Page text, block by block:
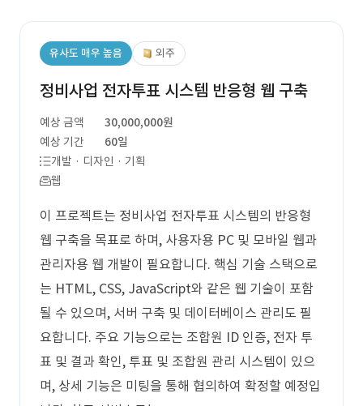
유사도 매우 높음 외주
정비사업 전자투표 시스템 반응형 웹 구축
예상 금액
30,000,000원
예상 기간
60일
개발 · 디자인 · 기획
웹
이 프로젝트는 정비사업 전자투표 시스템의 반응형
웹 구축을 목표로 하며, 사용자용 PC 및 모바일 웹과
관리자용 웹 개발이 필요합니다. 핵심 기술 스택으로
는 HTML, CSS, JavaScript와 같은 웹 기술이 포함
될 수 있으며, 서버 구축 및 데이터베이스 관리도 필
요합니다. 주요 기능으로는 조합원 ID 인증, 전자 투
표 및 결과 확인, 투표 및 조합원 관리 시스템이 있으
며, 상세 기능은 미팅을 통해 협의하여 확정할 예정입